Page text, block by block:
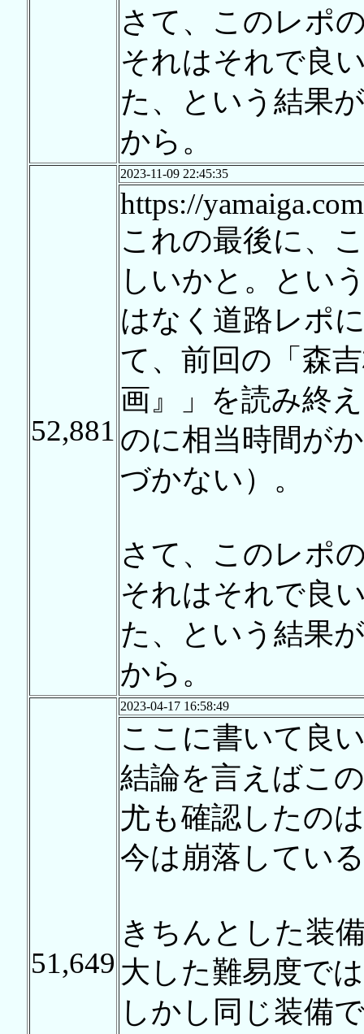
さて、このレポ
それはそれで良
た、という結果
から。
52,881
2023-11-09 22:45:35
https://
これの最後に、
しいかと。とい
はなく道路レポ
て、前回の「森
画』」を読み終
のに相当時間が
づかない）。
さて、このレポ
それはそれで良
た、という結果
から。
51,649
2023-04-17 16:58:49
ここに書いて良
結論を言えばこ
尤も確認したの
今は崩落してい
きちんとした装
大した難易度で
しかし同じ装備